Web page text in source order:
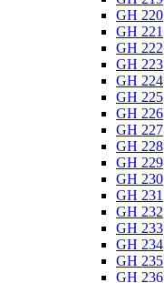
GH 220
GH 221
GH 222
GH 223
GH 224
GH 225
GH 226
GH 227
GH 228
GH 229
GH 230
GH 231
GH 232
GH 233
GH 234
GH 235
GH 236